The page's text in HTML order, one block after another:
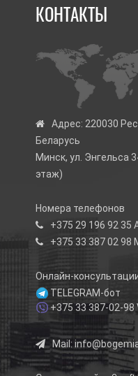
КОНТАКТЫ
Адрес: 220030
Беларусь
Минск, ул. Энгельса
этаж)
Номера телефонов
+375 29 196 92 35
+375 33 387 02 98
Онлайн-
TELEGRAM-бот
+375 33 387-02-98
Mail: